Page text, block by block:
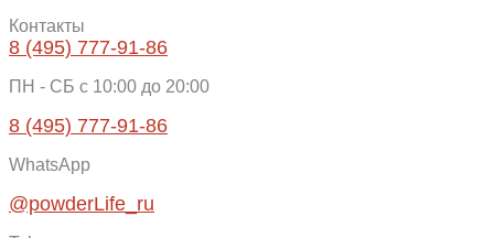
Контакты
8 (495) 777-91-86
ПН - СБ c 10:00 до 20:00
8 (495) 777-91-86
WhatsApp
@powderLife_ru